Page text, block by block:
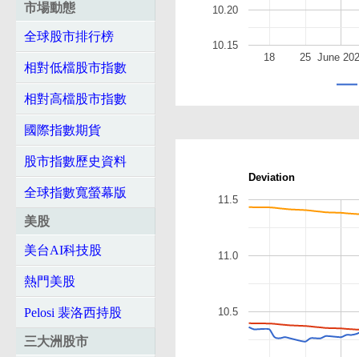
市場動態
全球股市排行榜
相對低檔股市指數
相對高檔股市指數
國際指數期貨
股市指數歷史資料
全球指數寬螢幕版
美股
美台AI科技股
熱門美股
Pelosi 裴洛西持股
三大洲股市
June
18 25
10.15
10.20
Deviation
10.5
11.0
11.5